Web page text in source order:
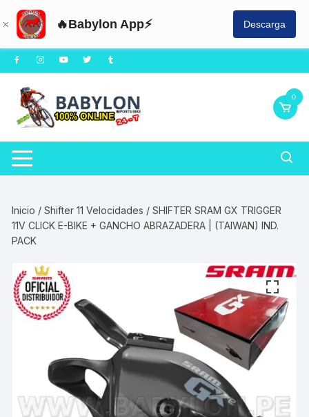
🔥Babylon App⚡ Descarga
Saltar
al
contenido
0
Inicio /Shifter 11 Velocidades / SHIFTER SRAM GX TRIGGER
11V CLICK E-BIKE + GANCHO ABRAZADERA | (TAIWAN) IND.
PACK